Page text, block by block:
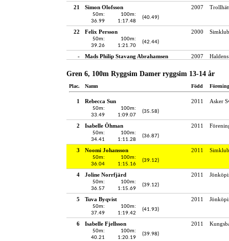
21 Simon Olofsson 2007
50m:
36.99
100m:
1:17.48
(40.49)
22 Felix Persson 2000
50m:
39.26
100m:
1:21.70
(42.44)
- Mads Philip Stavang Abrahamsen 2007
Gren 6, 100m Ryggsim Damer ryggsim 13-14 år
Plac. Namn Född Förening
1 Rebecca Sun 2011 Asker
50m:
33.49
100m:
1:09.07
(35.58)
2 Isabelle Öhman 2011
50m:
34.41
100m:
1:11.28
(36.87)
3 Noomi Johansson 2011
50m:
36.04
100m:
1:15.16
(39.12)
4 Joline Norrfjärd 2011
50m:
36.57
100m:
1:15.69
(39.12)
5 Tuva Byqvist 2011
50m:
37.49
100m:
1:19.42
(41.93)
6 Isabelle Fjellsson 2011
50m:
40.21
100m:
1:20.19
(39.98)